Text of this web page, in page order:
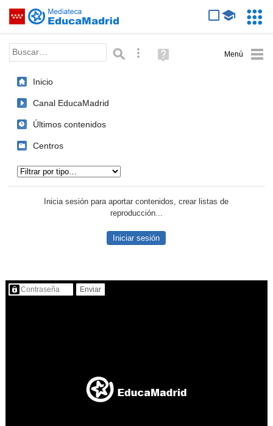
Saltar navegación
Palabra o frase: Búsqueda avanzada
Ayuda
(en
Inicio
Canal EducaMadrid
Últimos contenidos
Centros
Inicia sesión para aportar contenidos, crear listas de
reproducción...
Iniciar sesión
Contenido protegido…